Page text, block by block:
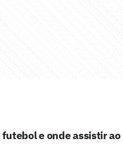
e onde assistir